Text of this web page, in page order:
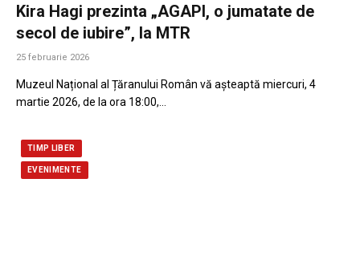
Kira Hagi prezinta „AGAPI, o jumatate de
secol de iubire”, la MTR
25 februarie 2026
Muzeul Național al Țăranului Român vă așteaptă miercuri, 4
martie 2026, de la ora 18:00,…
TIMP LIBER
EVENIMENTE